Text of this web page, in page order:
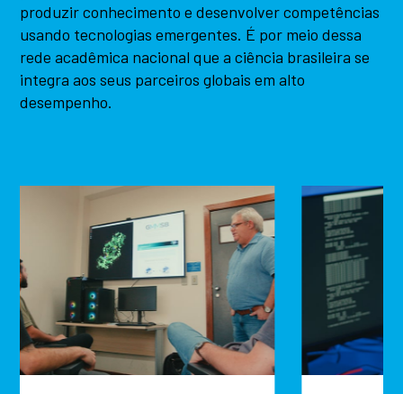
produzir conhecimento e desenvolver competências
usando tecnologias emergentes. É por meio dessa
rede acadêmica nacional que a ciência brasileira se
integra aos seus parceiros globais em alto
desempenho.